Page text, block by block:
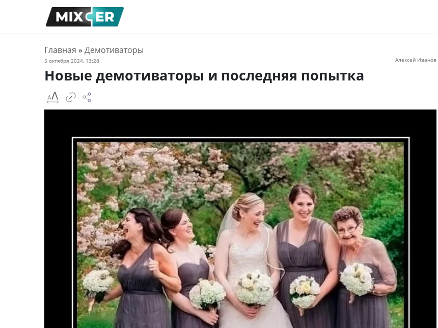
Главная » Демотиваторы
5 октября 2024, 13:28 Алексей Иванов
Новые демотиваторы и последняя попытка